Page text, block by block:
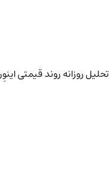
تحلیل روزانه روند قیمتی